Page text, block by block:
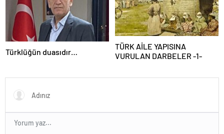
Türklüğün duasıdır…
TÜRK AİLE YAPISINA
VURULAN DARBELER -1-